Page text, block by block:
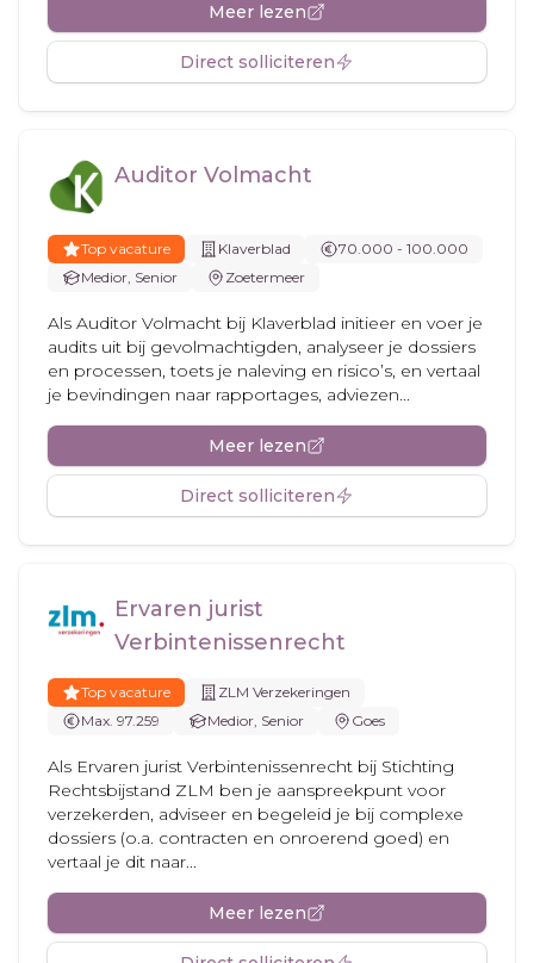
Meer lezen
Direct solliciteren
Auditor Volmacht
Top vacature Klaverblad
70.000 - 100.000
Medior, Senior
Zoetermeer
Als Auditor Volmacht bij Klaverblad initieer en voer je
audits uit bij gevolmachtigden, analyseer je dossiers
en processen, toets je naleving en risico’s, en vertaal
je bevindingen naar rapportages, adviezen...
Meer lezen
Direct solliciteren
Ervaren jurist
Verbintenissenrecht
Top vacature
ZLM Verzekeringen
Max. 97.259
Medior, Senior Goes
Als Ervaren jurist Verbintenissenrecht bij Stichting
Rechtsbijstand ZLM ben je aanspreekpunt voor
verzekerden, adviseer en begeleid je bij complexe
dossiers (o.a. contracten en onroerend goed) en
vertaal je dit naar...
Meer lezen